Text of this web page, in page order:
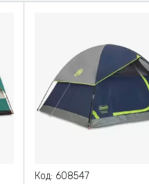
Код: 608547